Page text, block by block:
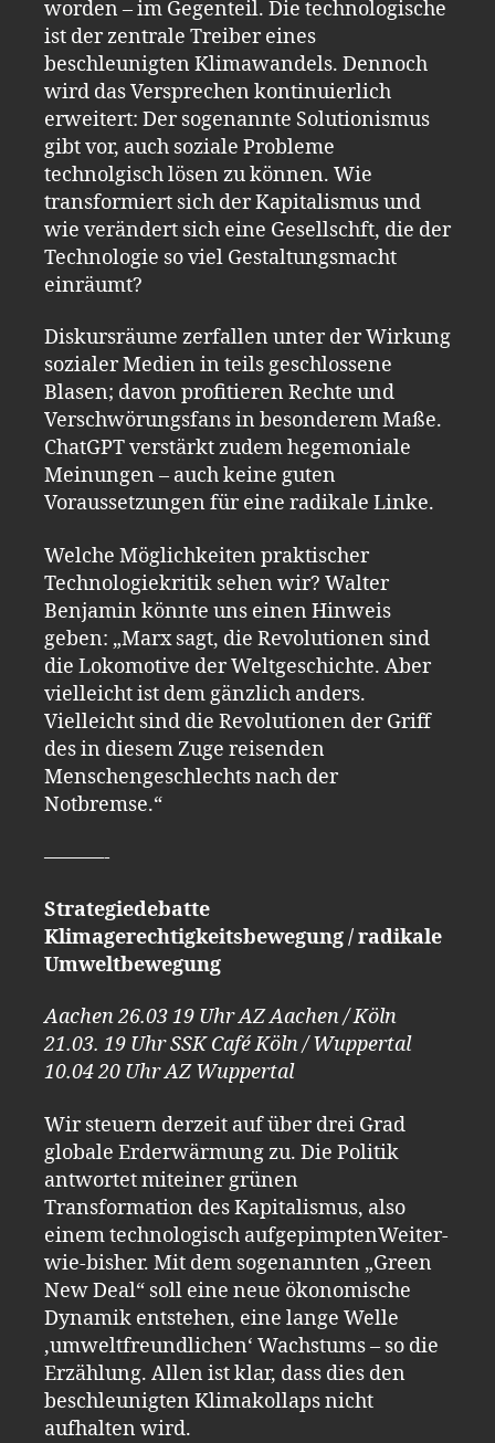
worden – im Gegenteil. Die technologische
ist der zentrale Treiber eines
beschleunigten Klimawandels. Dennoch
wird das Versprechen kontinuierlich
erweitert: Der sogenannte Solutionismus
gibt vor, auch soziale Probleme
technolgisch lösen zu können. Wie
transformiert sich der Kapitalismus und
wie verändert sich eine Gesellschft, die der
Technologie so viel Gestaltungsmacht
einräumt?
Diskursräume zerfallen unter der Wirkung
sozialer Medien in teils geschlossene
Blasen; davon profitieren Rechte und
Verschwörungsfans in besonderem Maße.
ChatGPT verstärkt zudem hegemoniale
Meinungen – auch keine guten
Voraussetzungen für eine radikale Linke.
Welche Möglichkeiten praktischer
Technologiekritik sehen wir? Walter
Benjamin könnte uns einen Hinweis
geben: „Marx sagt, die Revolutionen sind
die Lokomotive der Weltgeschichte. Aber
vielleicht ist dem gänzlich anders.
Vielleicht sind die Revolutionen der Griff
des in diesem Zuge reisenden
Menschengeschlechts nach der
Notbremse.“
———-
Strategiedebatte
Klimagerechtigkeitsbewegung / radikale
Umweltbewegung
Aachen 26.03 19 Uhr AZ Aachen / Köln
21.03. 19 Uhr SSK Café Köln / Wuppertal
10.04 20 Uhr AZ Wuppertal
Wir steuern derzeit auf über drei Grad
globale Erderwärmung zu. Die Politik
antwortet miteiner grünen
Transformation des Kapitalismus, also
einem technologisch aufgepimptenWeiter-
wie-bisher. Mit dem sogenannten „Green
New Deal“ soll eine neue ökonomische
Dynamik entstehen, eine lange Welle
‚umweltfreundlichen‘ Wachstums – so die
Erzählung. Allen ist klar, dass dies den
beschleunigten Klimakollaps nicht
aufhalten wird.